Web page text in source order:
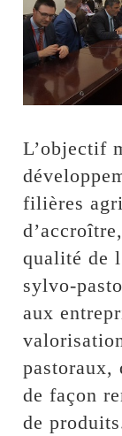
L’objectif
filières
qualité de
sylvo-
aux
pastoraux,
de façon
de